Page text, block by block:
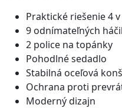
Praktické riešenie 4 v
9 odnímateľných
2 police na topánky
Pohodlné sedadlo
Stabilná oceľová
Ochrana proti
Moderný dizajn